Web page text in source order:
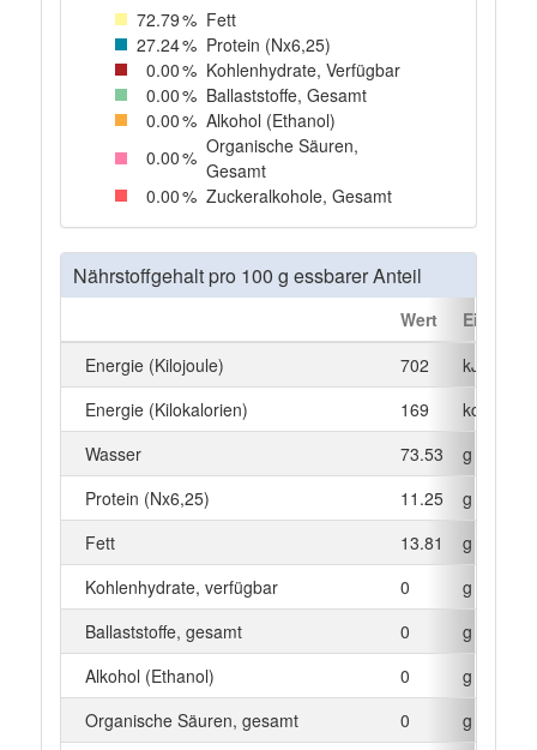
72.79% Fett
27.24% Protein (Nx6,25)
0.00% Kohlenhydrate, Verfügbar
0.00% Ballaststoffe, Gesamt
0.00% Alkohol (Ethanol)
0.00% Organische Säuren,
Gesamt
0.00% Zuckeralkohole, Gesamt
Nährstoffgehalt pro 100 g essbarer Anteil
Wert
Einheit
Energie (Kilojoule)
702
kJ
Energie (Kilokalorien)
169
kcal
Wasser
73.53
g
Protein (Nx6,25)
11.25
g
Fett
13.81
g
Kohlenhydrate, verfügbar
0
g
Ballaststoffe, gesamt
0
g
Alkohol (Ethanol)
0
g
Organische Säuren, gesamt
0
g